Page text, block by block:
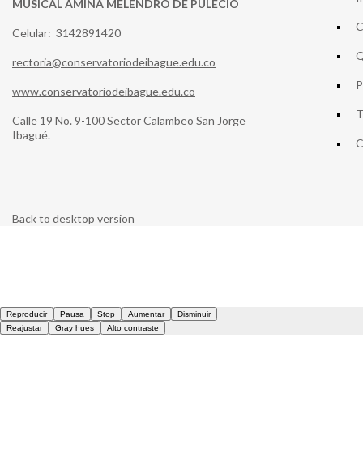
MUSICAL AMINA MELENDRO DE PULECIO
Celular: 3142891420
rectoria@conservatoriodeibague.edu.co
www.conservatoriodeibague.edu.co
Calle 19 No. 9-100 Sector Calambeo San Jorge
Ibagué.
Back to desktop version